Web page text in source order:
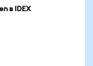
в IDEX